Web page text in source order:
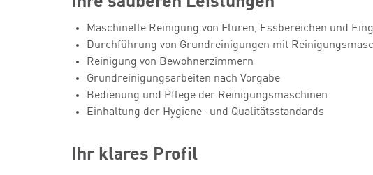
Maschinelle Reinigung von Fluren, Essbereichen und
Durchführung von Grundreinigungen mit
Reinigung von Bewohnerzimmern
Grundreinigungsarbeiten nach Vorgabe
Bedienung und Pflege der Reinigungsmaschinen
Einhaltung der Hygiene- und Qualitätsstandards
Ihr klares Profil